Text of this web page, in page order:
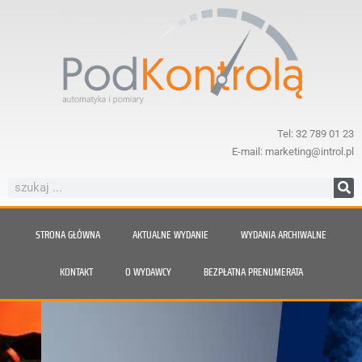
Tel: 32 789 01 23
E-mail: marketing@introl.pl
STRONA GŁÓWNA AKTUALNE WYDANIE WYDANIA ARCHIWALNE
KONTAKT O WYDAWCY BEZPŁATNA PRENUMERATA